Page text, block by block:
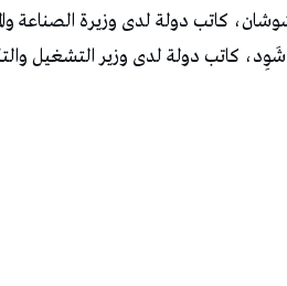
كاتب دولة لدى وزيرة الصناعة
كاتب دولة لدى وزير التشغيل